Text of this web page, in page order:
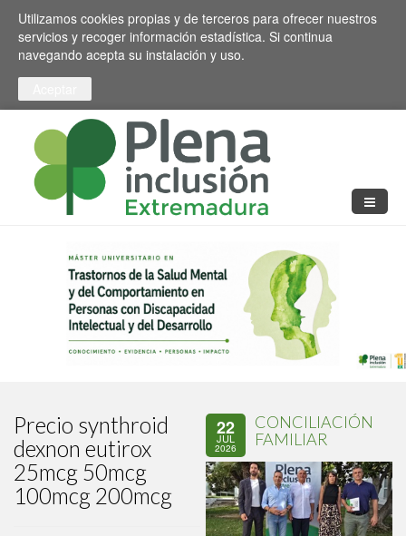
Pasar al contenido principal
Toggle high contrast
Utilizamos cookies propias y de terceros para ofrecer nuestros
servicios y recoger información estadística. Si continua
navegando acepta su instalación y uso.
Precio synthroid
dexnon eutirox
25mcg 50mcg
100mcg 200mcg
22
JUL
2026
CONCILIACIÓN
FAMILIAR